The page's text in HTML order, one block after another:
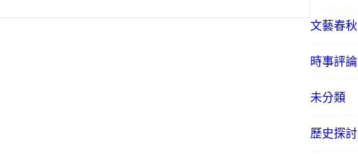
文藝春秋
時事評論
未分類
歷史探討